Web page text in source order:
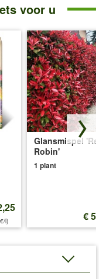
voor u
l)
Glansmispel
Robin'
1 plant
€